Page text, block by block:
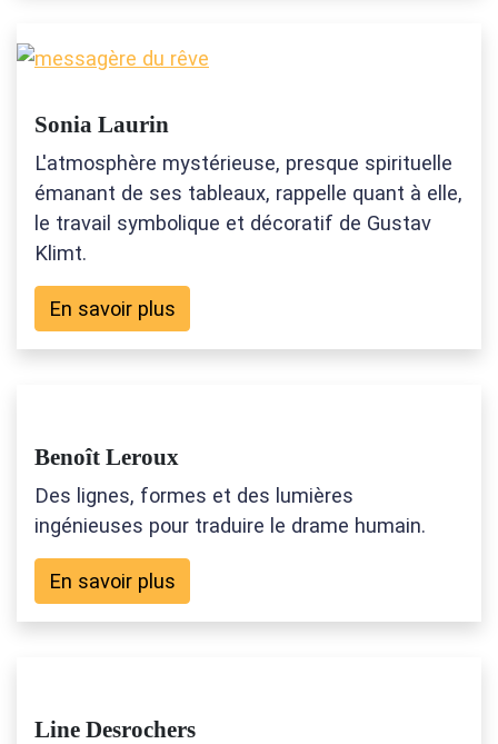
Sonia Laurin
L'atmosphère mystérieuse, presque spirituelle
émanant de ses tableaux, rappelle quant à elle,
le travail symbolique et décoratif de Gustav
Klimt.
En savoir plus
Benoît Leroux
Des lignes, formes et des lumières
ingénieuses pour traduire le drame humain.
En savoir plus
Line Desrochers